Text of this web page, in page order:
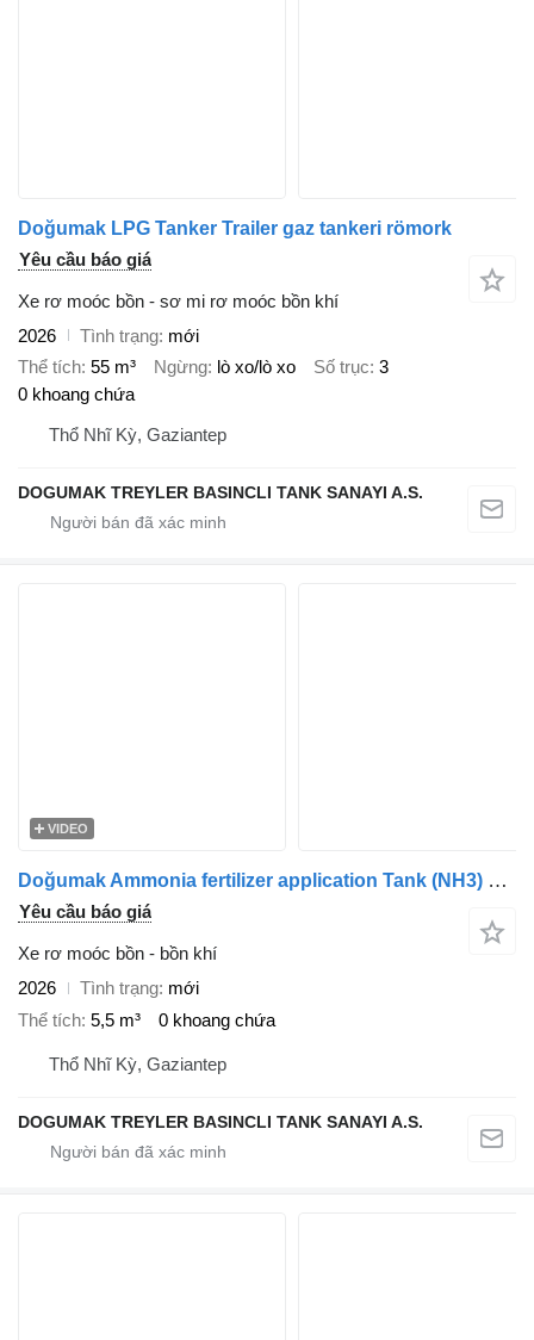
Doğumak LPG Tanker Trailer gaz tankeri römork
Yêu cầu báo giá
Xe rơ moóc bồn - sơ mi rơ moóc bồn khí
2026
Tình trạng mới
Thể tích 55 m³ Ngừng lò xo/lò xo Số trục 3
0 khoang chứa
Thổ Nhĩ Kỳ, Gaziantep
DOGUMAK TREYLER BASINCLI TANK SANAYI A.S.
VIDEO
Doğumak Ammonia fertilizer application Tank (NH3) 5,5 M3
Yêu cầu báo giá
Xe rơ moóc bồn - bồn khí
2026
Tình trạng mới
Thể tích 5,5 m³ 0 khoang chứa
Thổ Nhĩ Kỳ, Gaziantep
DOGUMAK TREYLER BASINCLI TANK SANAYI A.S.